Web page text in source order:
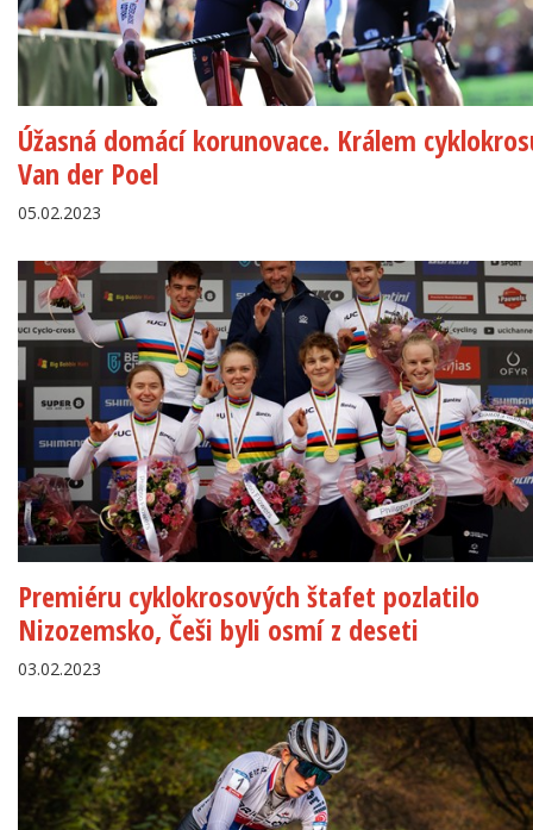
Úžasná domácí korunovace. Králem
Van der Poel
05.02.2023
Premiéru cyklokrosových štafet pozlatilo
Nizozemsko, Češi byli osmí z deseti
03.02.2023